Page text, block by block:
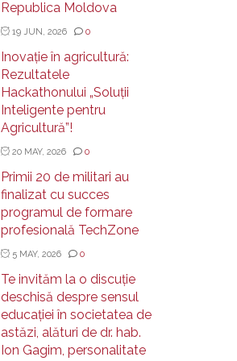
Republica Moldova
19 JUN, 2026 0
Inovație în agricultură:
Rezultatele
Hackathonului „Soluții
Inteligente pentru
Agricultură”!
20 MAY, 2026 0
Primii 20 de militari au
finalizat cu succes
programul de formare
profesională TechZone
5 MAY, 2026 0
Te invităm la o discuție
deschisă despre sensul
educației în societatea de
astăzi, alături de dr. hab.
Ion Gagim, personalitate